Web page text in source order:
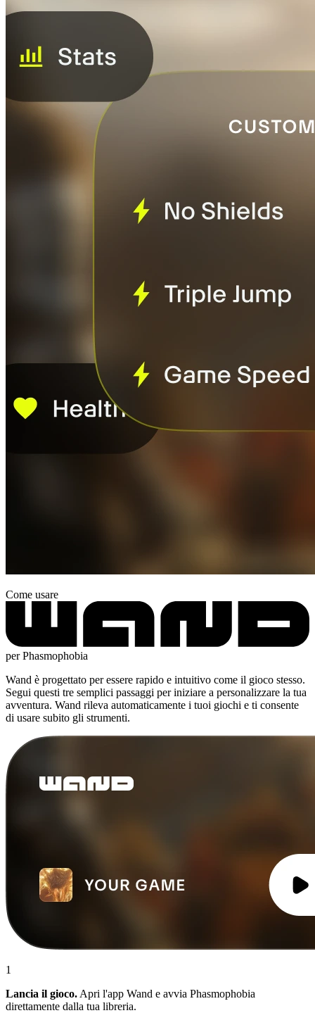
Come usare
per Phasmophobia
Wand è progettato per essere rapido e intuitivo come il gioco stesso.
Segui questi tre semplici passaggi per iniziare a personalizzare la tua
avventura. Wand rileva automaticamente i tuoi giochi e ti consente
di usare subito gli strumenti.
1
Lancia il gioco. Apri l'app Wand e avvia Phasmophobia
direttamente dalla tua libreria.